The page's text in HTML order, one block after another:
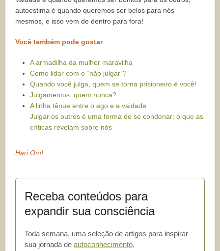
autoestima é quando queremos ser belos para nós
mesmos, e isso vem de dentro para fora!
Você também pode gostar
A armadilha da mulher maravilha
Como lidar com o “não julgar”?
Quando você julga, quem se torna prisioneiro é você!
Julgamentos: quem nunca?
A linha tênue entre o ego e a vaidade
Julgar os outros é uma forma de se condenar: o que as
críticas revelam sobre nós
Hari Om!
Receba conteúdos para
expandir sua consciência
Toda semana, uma seleção de artigos para inspirar
sua jornada deautoconhecimento.